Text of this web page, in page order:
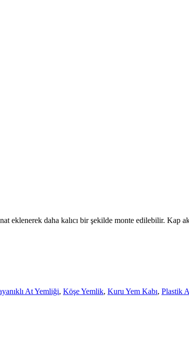
eklenerek daha kalıcı bir şekilde monte edilebilir. Kap
At Yemliği, Köşe Yemlik, Kuru Yem Kabı, Plastik